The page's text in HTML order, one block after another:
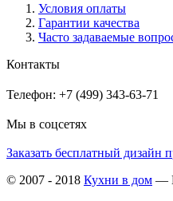
Условия оплаты
Гарантии качества
Часто задаваемые
Контакты
Телефон: +7 (499) 343-63-71
Мы в соцсетях
Заказать бесплатный дизайн
© 2007 - 2018 Кухни в дом —